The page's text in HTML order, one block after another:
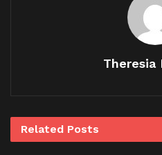
Theresia
Related Posts